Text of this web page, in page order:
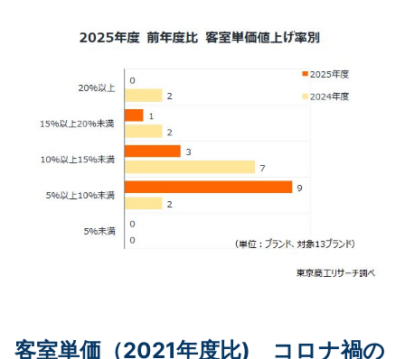
客室単価（2021年度比) コロナ禍の